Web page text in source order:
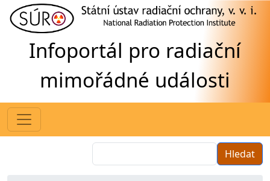
Přejít k hlavnímu obsahu
Infoportál pro radiační
Hledat Hledat